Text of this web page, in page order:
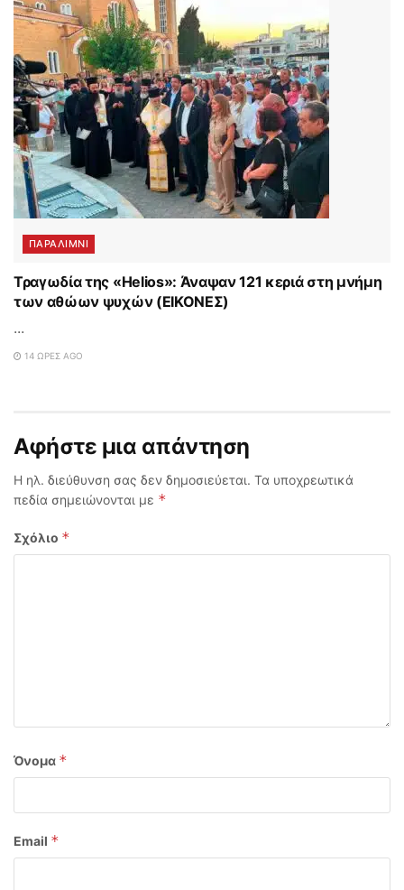
ΠΑΡΑΛΊΜΝΙ
Τραγωδία της «Helios»: Άναψαν 121 κεριά στη μνήμη
των αθώων ψυχών (ΕΙΚΟΝΕΣ)
...
14 ΏΡΕΣ AGO
Αφήστε μια απάντηση
Η ηλ. διεύθυνση σας δεν δημοσιεύεται. Τα υποχρεωτικά
πεδία σημειώνονται με *
Σχόλιο *
Όνομα *
Email *